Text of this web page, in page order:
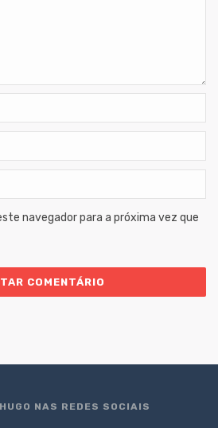
navegador para a próxima vez que
NAS REDES SOCIAIS